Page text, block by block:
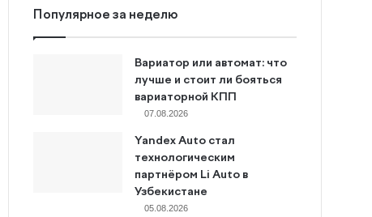
Популярное за неделю
Вариатор или автомат: что
лучше и стоит ли бояться
вариаторной КПП
07.08.2026
Yandex Auto стал
технологическим
партнёром Li Auto в
Узбекистане
05.08.2026